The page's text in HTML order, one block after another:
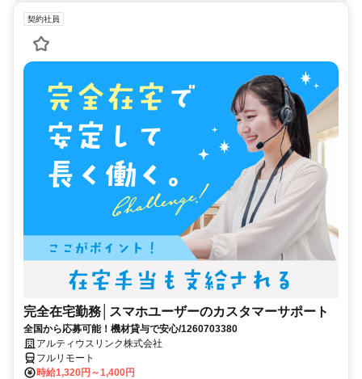
契約社員
完全在宅勤務│スマホユーザーのカスタマーサポート
全国から応募可能！機材貸与で安心/1260703380
アルティウスリンク株式会社
フルリモート
時給1,320円～1,400円